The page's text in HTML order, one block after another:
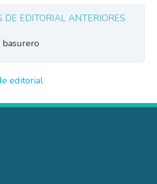
DE EDITORIAL ANTERIORES
editorial